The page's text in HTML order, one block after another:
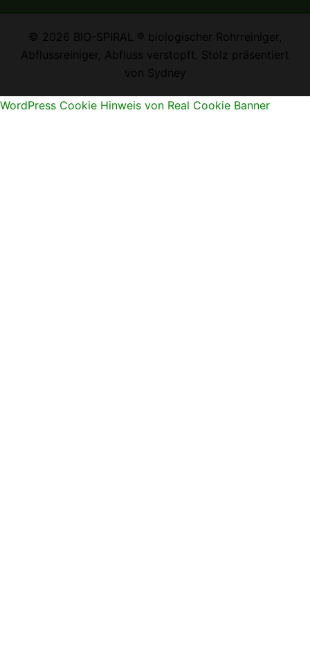
© 2026 BIO-SPIRAL ® biologischer Rohrreiniger,
Abflussreiniger, Abfluss verstopft. Stolz präsentiert
von Sydney
WordPress Cookie Hinweis von Real Cookie Banner